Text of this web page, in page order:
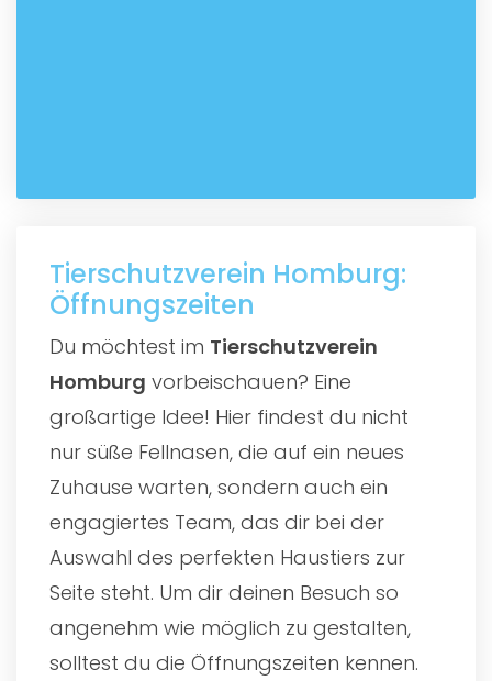
Tierschutzverein Homburg:
Öffnungszeiten
Du möchtest im Tierschutzverein
Homburg vorbeischauen? Eine
großartige Idee! Hier findest du nicht
nur süße Fellnasen, die auf ein neues
Zuhause warten, sondern auch ein
engagiertes Team, das dir bei der
Auswahl des perfekten Haustiers zur
Seite steht. Um dir deinen Besuch so
angenehm wie möglich zu gestalten,
solltest du die Öffnungszeiten kennen.